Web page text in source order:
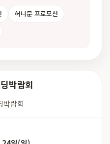
허니문 프로모션
박람회
박람회